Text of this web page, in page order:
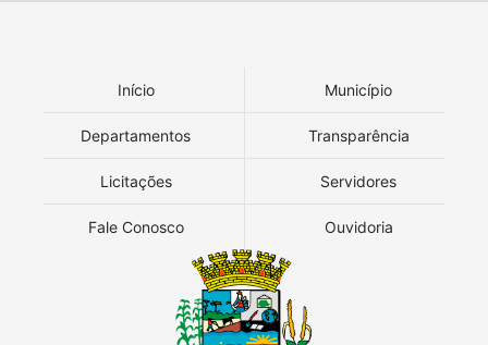
Início Município
Departamentos Transparência
Licitações Servidores
Fale Conosco Ouvidoria